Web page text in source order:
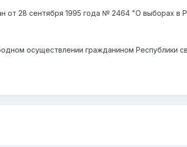
от 28 сентября 1995 года № 2464 "О выборах в
осуществлении гражданином Республики